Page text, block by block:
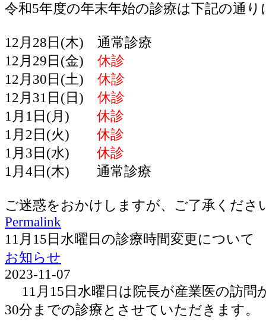
令和5年度の年末年始の診療は下記の通
12月28日(木) 通常診療
12月29日(金) 休診
12月30日(土) 休診
12月31日(日) 休診
1月1日(月) 休診
1月2日(火) 休診
1月3日(水) 休診
1月4日(木) 通常診療
ご迷惑をおかけしますが、ご了承くださ
Permalink
11月15日水曜日の診療時間変更について
お知らせ
2023-11-07
11月15日水曜日は院長が産業医の訪問
30分までの診療とさせていただきます。